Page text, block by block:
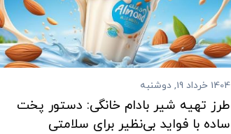
1404 خرداد 19, دوشنبه
طرز تهیه شیر بادام خانگی: دستور پخت
ساده با فواید بی‌نظیر برای سلامتی